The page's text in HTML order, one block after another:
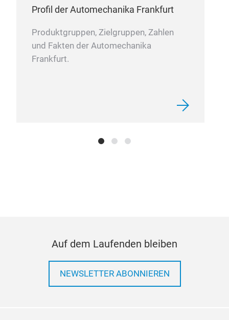
Die IDA bietet hervorragende Möglichkeiten mit
Branchenkollegen, führenden Herstellern und
anderen Fachleuten in Kontakt zu treten. IDA
Zu den Vorteilen der Mitgliedschaft gehören
Profil der Automechanika Frankfurt
Produktgruppen, Zielgruppen, Zahlen
und Fakten der Automechanika
Frankfurt.
Auf dem Laufenden bleiben
NEWSLETTER ABONNIEREN